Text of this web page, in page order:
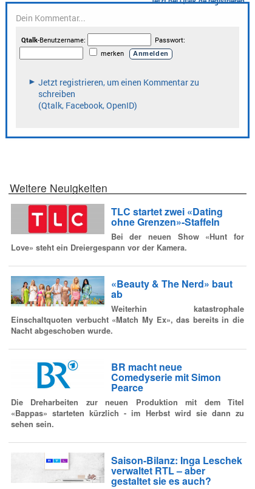
Weitere Neuigkeiten
TLC startet zwei «Dating
ohne Grenzen»-Staffeln
Bei der neuen Show «Hunt for
Love» steht ein Dreiergespann vor der Kamera.
«Beauty & The Nerd» baut
ab
Weiterhin katastrophale
Einschaltquoten verbucht «Match My Ex», das bereits in die
Nacht abgeschoben wurde.
BR macht neue
Comedyserie mit Simon
Pearce
Die Dreharbeiten zur neuen Produktion mit dem Titel
«Bappas» starteten kürzlich - im Herbst wird sie dann zu
sehen sein.
Saison-Bilanz: Inga Leschek
verwaltet RTL – aber
gestaltet sie es auch?